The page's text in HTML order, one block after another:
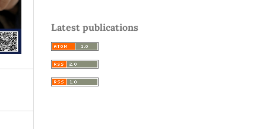
Latest publications